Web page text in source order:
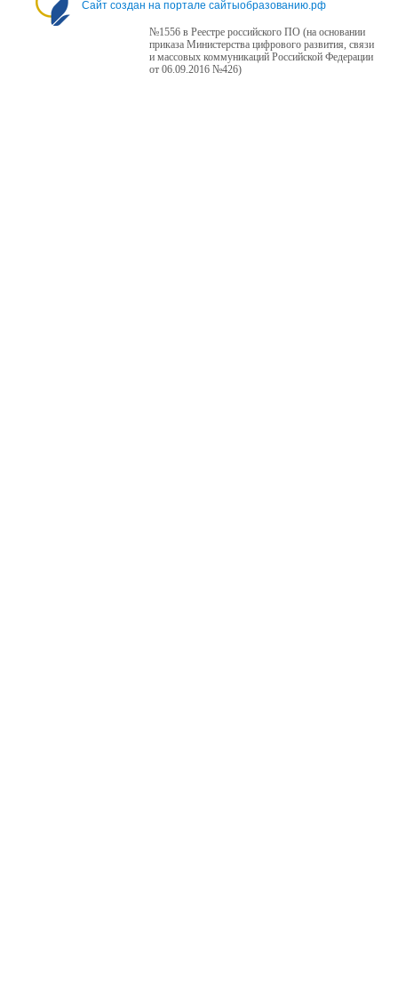
Сайт создан на портале сайтыобразованию.рф
№1556 в Реестре российского ПО (на основании
приказа Министерства цифрового развития, связи
и массовых коммуникаций Российской Федерации
от 06.09.2016 №426)